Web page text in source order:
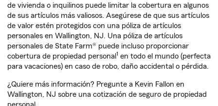
de vivienda o inquilinos puede limitar la cobertura en algunos
de sus artículos más valiosos. Asegúrese de que sus artículos
de valor estén protegidos con una póliza de artículos
personales en Wallington, NJ. Una póliza de artículos
personales de State Farm® puede incluso proporcionar
cobertura de propiedad personal 1 en todo el mundo (perfecta
para vacaciones) en caso de robo, daño accidental o pérdida.
¿Quiere más información? Pregunte a Kevin Fallon en
Wallington, NJ sobre una cotización de seguro de propiedad